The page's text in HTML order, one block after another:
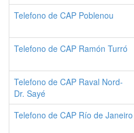
Telefono de CAP Poblenou
Telefono de CAP Ramón Turró
Telefono de CAP Raval Nord-
Dr. Sayé
Telefono de CAP Río de Janeiro